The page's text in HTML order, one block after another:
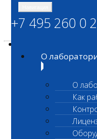
Независимая
+7 495 260 0
О
О
Как